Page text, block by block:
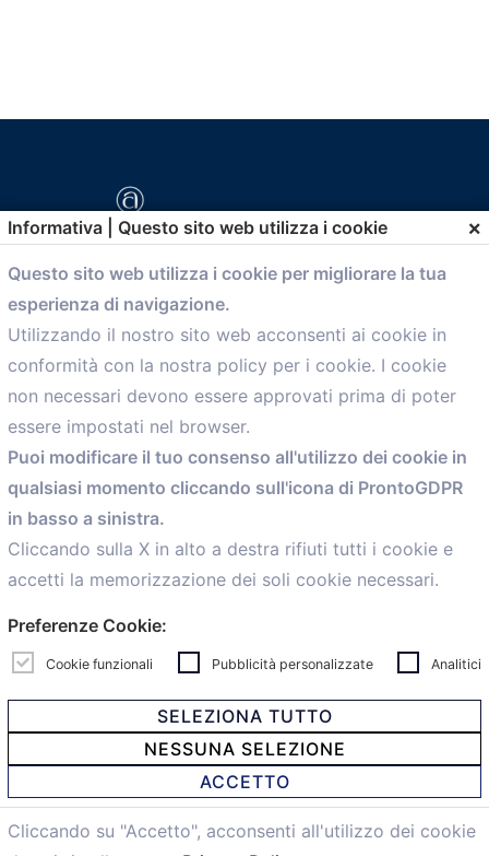
comunicazione@confartigianato.bo.it
Menù
Home
Servizi
Convenzioni
Voce delle Nostre aziende
Informazioni Ex L. 124/2017
News
personalCaf
© 2021 Confartigianato Imprese Mandamento Bologna -
Via Papini, 18 - 40128 Bologna - Italy
Privacy e Cookie
Informativa | Questo sito web utilizza i cookie ×
Questo sito web utilizza i cookie per migliorare la tua
esperienza di navigazione.
Utilizzando il nostro sito web acconsenti ai cookie in
conformità con la nostra policy per i cookie. I cookie
non necessari devono essere approvati prima di poter
essere impostati nel browser.
Puoi modificare il tuo consenso all'utilizzo dei cookie in
qualsiasi momento cliccando sull'icona di ProntoGDPR
in basso a sinistra.
Cliccando sulla X in alto a destra rifiuti tutti i cookie e
accetti la memorizzazione dei soli cookie necessari.
Preferenze Cookie:
Cookie funzionali Pubblicità personalizzate Analitici
SELEZIONA TUTTO
NESSUNA SELEZIONE
ACCETTO
Cliccando su "Accetto", acconsenti all'utilizzo dei cookie